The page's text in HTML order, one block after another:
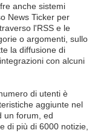
anche sistemi
News Ticker per
l'RSS e le
o argomenti, sullo
la diffusione di
con alcuni
di utenti è
aggiunte nel
un forum, ed
di più di 6000 notizie,